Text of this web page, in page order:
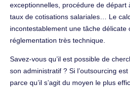
exceptionnelles, procédure de départ
taux de cotisations salariales… Le
incontestablement une tâche délicate
réglementation très technique.
Savez-vous qu’il est possible de
son administratif ? Si l’outsourcing
parce qu’il s’agit du moyen le plus